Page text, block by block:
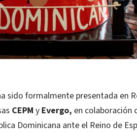
sido formalmente presentada en
CEPM y Evergo, en colaboración
Dominicana ante el Reino de